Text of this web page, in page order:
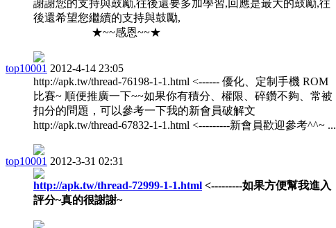
謝謝您的支持與鼓勵,往後還要多加學習,回應是最大的鼓勵,往
後還希望您繼續的支持與鼓勵,
★~~感恩~~★
top10001 2012-4-14 23:05
http://apk.tw/thread-76198-1-1.html <------ 優化、定制手機 ROM
比賽~ 順便推廣一下~~如果你有積分、權限、碎鑽不夠、常被
扣分的問題，可以參考一下我的新會員破解文
http://apk.tw/thread-67832-1-1.html <---------新會員歡迎參考^^~ ...
top10001 2012-3-31 02:31
http://apk.tw/thread-72999-1-1.html <---------如果方便幫我進入
評分~真的很謝謝~